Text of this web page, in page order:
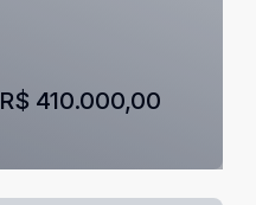
R$ 410.000,00